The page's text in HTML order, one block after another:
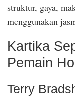
struktur, gaya,
menggunakan
Kartika
Pemain
Terry